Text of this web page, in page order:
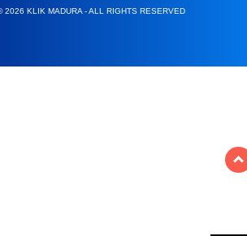
2026 KLIK MADURA - ALL RIGHTS RESERVED